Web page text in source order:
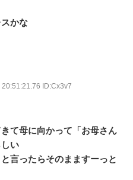
かな
ID:Cx3v7
て母に向かって「お母さん
い
言ったらそのまますーっと